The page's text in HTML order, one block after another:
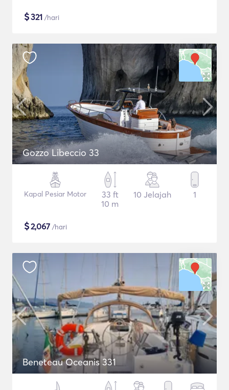
$321 /hari
Gozzo Libeccio 33
Kapal Pesiar Motor
33 ft
10 m
10 Jelajah 1
$2,067 /hari
Beneteau Oceanis 331